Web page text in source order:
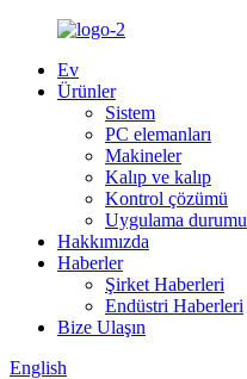
Ev
Ürünler
Sistem
PC elemanları
Makineler
Kalıp ve kalıp
Kontrol çözümü
Uygulama durumu
Hakkımızda
Haberler
Şirket Haberleri
Endüstri Haberleri
Bize Ulaşın
English